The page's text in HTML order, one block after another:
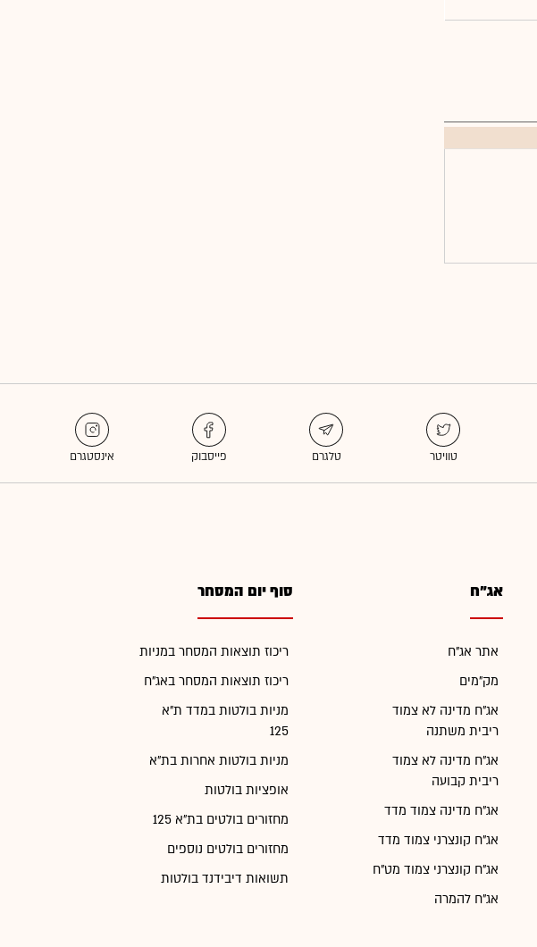
אג"ח
אתר אג"ח
מק"מים
אג"ח מדינה לא צמוד
ריבית משתנה
אג"ח מדינה לא צמוד
ריבית קבועה
אג"ח מדינה צמוד מדד
אג"ח קונצרני צמוד מדד
אג"ח קונצרני צמוד מט"ח
אג"ח להמרה
סוף יום המסחר
ריכוז תוצאות המסחר במניות
ריכוז תוצאות המסחר באג"ח
מניות בולטות במדד ת"א
125
מניות בולטות אחרות בת"א
אופציות בולטות
מחזורים בולטים בת"א 125
מחזורים בולטים נוספים
תשואות דיבידנד בולטות